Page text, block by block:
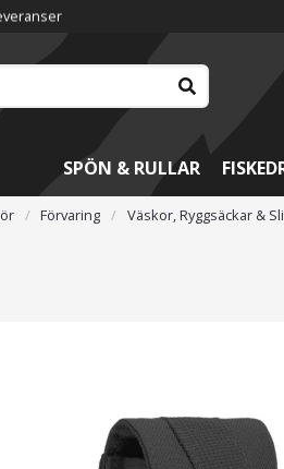
SPÖN & RULLAR
Förvaring Väskor, Ryggsäckar &